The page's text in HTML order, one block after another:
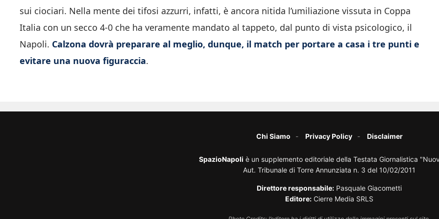
sui ciociari. Nella mente dei tifosi azzurri, infatti, è ancora nitida l’umiliazione vissuta in Coppa
Italia con un secco 4-0 che ha veramente mandato al tappeto, dal punto di vista psicologico, il
Napoli. Calzona dovrà preparare al meglio, dunque, il match per portare a casa i tre punti e
evitare una nuova figuraccia.
Chi Siamo Privacy Policy Disclaimer
SpazioNapoli è un supplemento editoriale della Testata Giornalistica
Aut. Tribunale di Torre Annunziata n. 3 del 10/02/2011
Direttore responsabile: Pasquale Giacometti
Editore: Cierre Media SRLS